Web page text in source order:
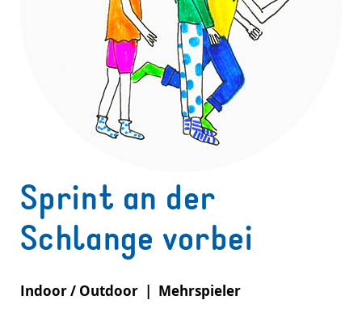
Sprint an der
Schlange vorbei
Indoor / Outdoor | Mehrspieler